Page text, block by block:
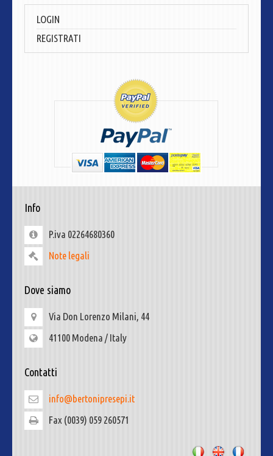
LOGIN
REGISTRATI
Info
P.iva 02264680360
Note legali
Dove siamo
Via Don Lorenzo Milani, 44
41100 Modena / Italy
Contatti
info@bertonipresepi.it
Fax (0039) 059 260571